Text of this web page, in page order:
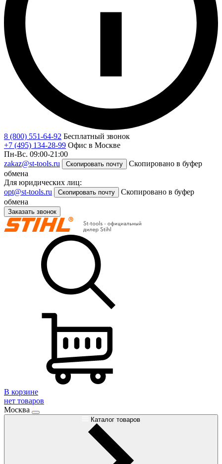
8 (800) 551-64-92 Бесплатный звонок
+7 (495) 134-28-99 Офис в Москве
Пн-Вс. 09:00-21:00
zakaz@st-tools.ru
Скопировать почту
Скопировано в буфер
обмена
Для юридических лиц:
opt@st-tools.ru
Скопировать почту
Скопировано в буфер
обмена
Заказать звонок
В корзине
нет товаров
Москва
Каталог товаров